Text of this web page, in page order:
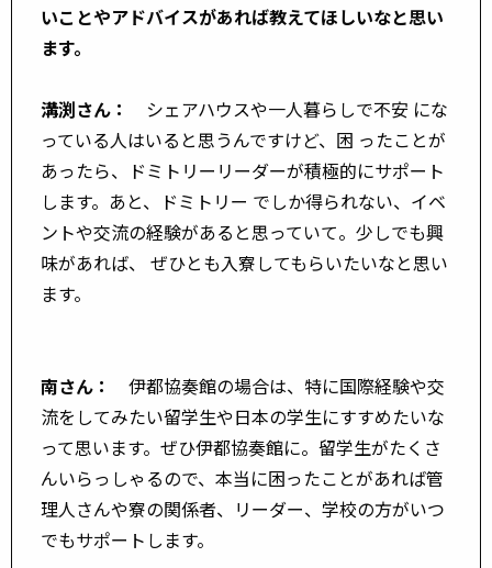
いことやアドバイスがあれば教えてほしいなと思い
ます。
溝渕さん：
シェアハウスや一人暮らしで不安 にな
っている人はいると思うんですけど、困 ったことが
あったら、ドミトリーリーダーが積極的にサポート
します。あと、ドミトリー でしか得られない、イベ
ントや交流の経験があると思っていて。少しでも興
味があれば、 ぜひとも入寮してもらいたいなと思い
ます。
南さん：
伊都協奏館の場合は、特に国際経験や交
流をしてみたい留学生や日本の学生にすすめたいな
って思います。ぜひ伊都協奏館に。留学生がたくさ
んいらっしゃるので、本当に困ったことがあれば管
理人さんや寮の関係者、リーダー、学校の方がいつ
でもサポートします。